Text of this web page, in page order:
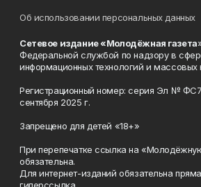
Об использовании персональных данных
Сетевое издание «Молодёжная газета
Федеральной службой по надзору в
информационных технологий и массовых
Регистрационный номер: серия Эл №
сентября 2025 г.
Запрещено для детей «18+»
При перепечатке ссылка на
обязательна.
Для интернет-изданий обязательна